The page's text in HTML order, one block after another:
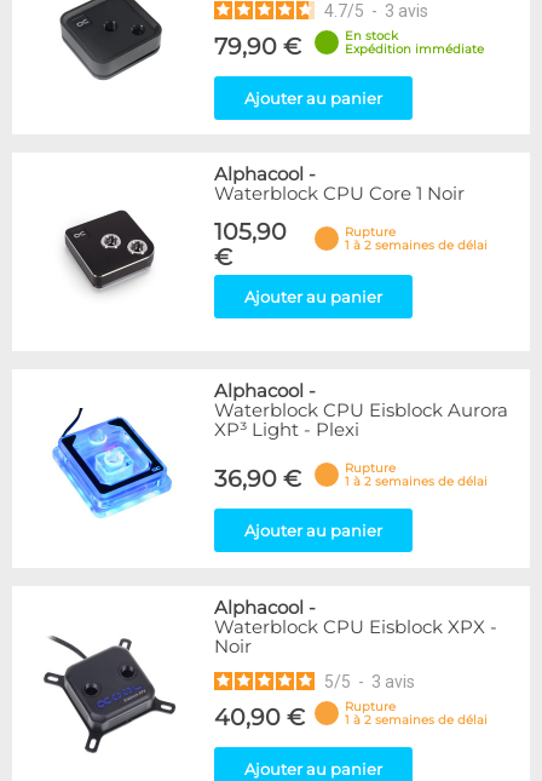
4.7/5 - 3 avis
79,90 €
En stock
Expédition immédiate
Ajouter au panier
Alphacool -
Waterblock CPU Core 1 Noir
105,90
€
Rupture
1 à 2 semaines de délai
Ajouter au panier
Alphacool -
Waterblock CPU Eisblock Aurora
XP³ Light - Plexi
36,90 €
Rupture
1 à 2 semaines de délai
Ajouter au panier
Alphacool -
Waterblock CPU Eisblock XPX -
Noir
5/5 - 3 avis
40,90 €
Rupture
1 à 2 semaines de délai
Ajouter au panier